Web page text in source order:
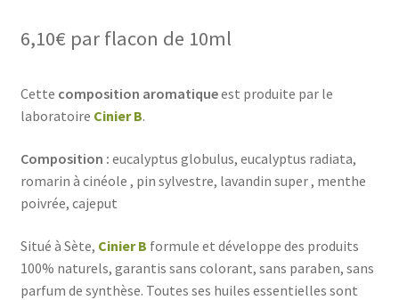
6,10€ par flacon de 10ml
Cette composition aromatiqueest produite par le
laboratoire Cinier B.
Composition : eucalyptus globulus, eucalyptus radiata,
romarin à cinéole , pin sylvestre, lavandin super , menthe
poivrée, cajeput
Situé à Sète, Cinier B formule et développe des produits
100% naturels, garantis sans colorant, sans paraben, sans
parfum de synthèse. Toutes ses huiles essentielles sont